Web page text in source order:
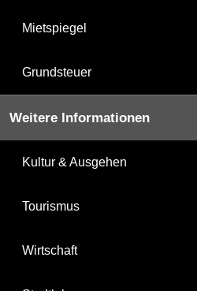
Mietspiegel
Grundsteuer
Weitere Informationen
Kultur & Ausgehen
Tourismus
Wirtschaft